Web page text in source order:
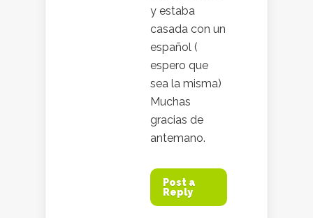
y estaba
casada con un
español (
espero que
sea la misma)
Muchas
gracias de
antemano.
Post a
Reply